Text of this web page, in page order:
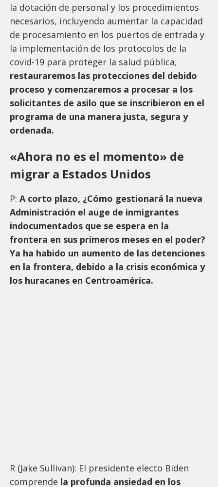
la dotación de personal y los procedimientos
necesarios, incluyendo aumentar la capacidad
de procesamiento en los puertos de entrada y
la implementación de los protocolos de la
covid-19 para proteger la salud pública,
restauraremos las protecciones del debido
proceso y comenzaremos a procesar a los
solicitantes de asilo que se inscribieron en el
programa de una manera justa, segura y
ordenada.
«Ahora no es el momento» de
migrar a Estados Unidos
P: A corto plazo, ¿Cómo gestionará la nueva
Administración el auge de inmigrantes
indocumentados que se espera en la
frontera en sus primeros meses en el poder?
Ya ha habido un aumento de las detenciones
en la frontera, debido a la crisis económica y
los huracanes en Centroamérica.
R (Jake Sullivan): El presidente electo Biden
comprende la profunda ansiedad en los